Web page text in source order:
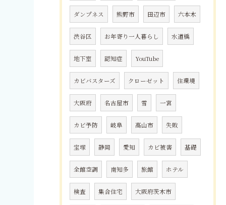
ダンプネス 熊野市 田辺市 六本木
渋谷区 お年寄り一人暮らし 水道橋
地下室 認知症 YouTube
カビバスターズ クローゼット 住環境
大阪府 名古屋市 雪 一宮
カビ予防 岐阜 高山市 失敗
宝塚 静岡 愛知 カビ被害 基礎
全館空調 南知多 旅館 ホテル
検査 集合住宅 大阪府茨木市